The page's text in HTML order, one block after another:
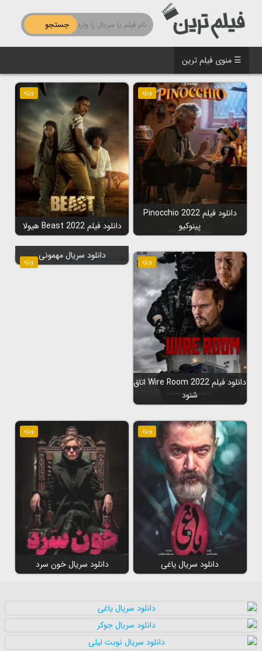
جستجو
☰ منوی فیلم ترین
ویژه
دانلود فیلم Pinocchio 2022
پینوکیو
ویژه
دانلود فیلم Beast 2022 هیولا
ویژه
دانلود فیلم Wire Room 2022 اتاق
شنود
ویژه
دانلود سریال مهمونی
ویژه
دانلود سریال یاغی
ویژه
دانلود سریال خون سرد